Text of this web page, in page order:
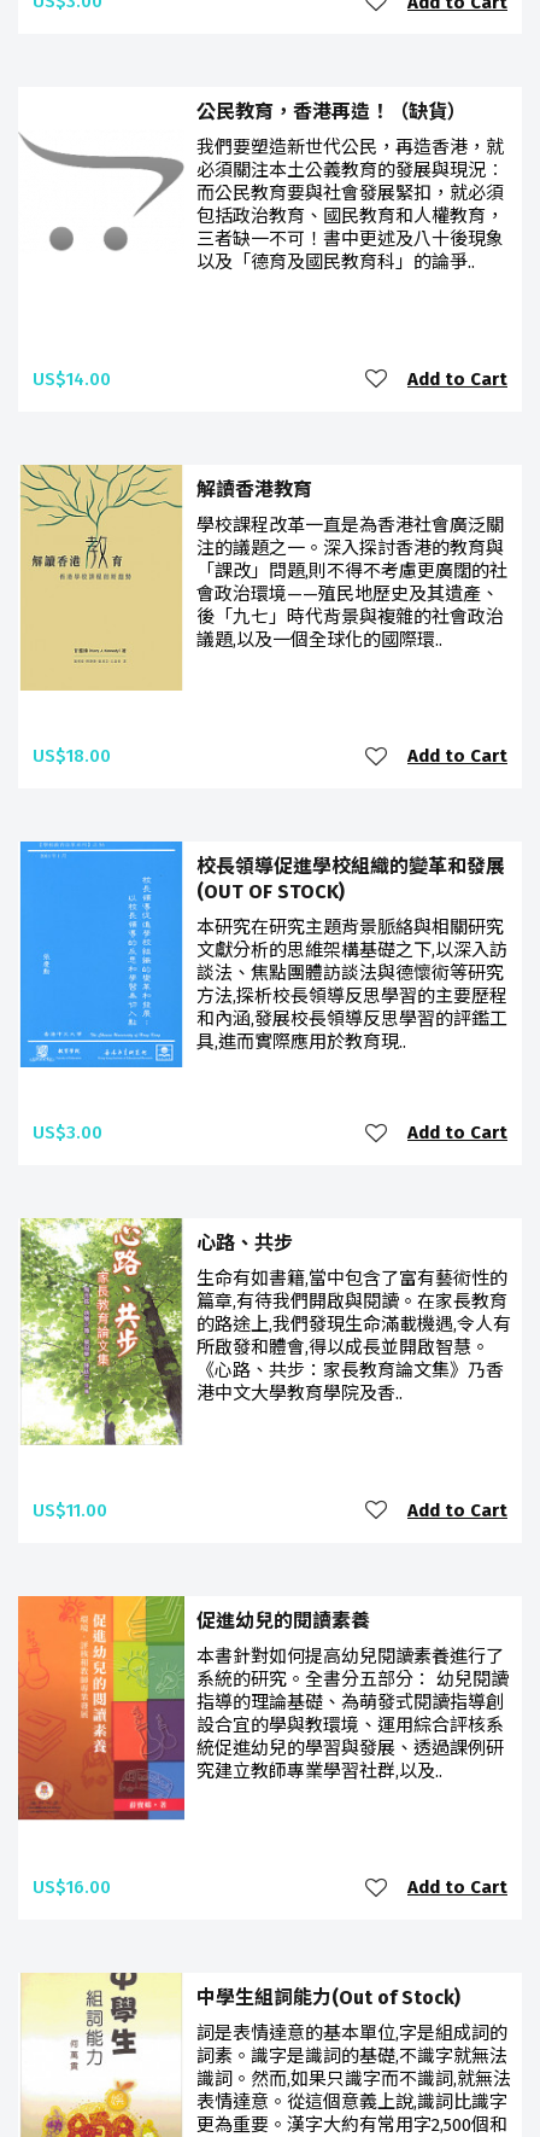
公民教育，香港再造！（缺貨）
我們要塑造新世代公民，再造香港，就
必須關注本土公義教育的發展與現況︰
而公民教育要與社會發展緊扣，就必須
包括政治教育、國民教育和人權教育，
三者缺一不可！書中更述及八十後現象
以及「德育及國民教育科」的論爭..
US$14.00 Add to Cart
解讀香港教育
學校課程改革一直是為香港社會廣泛關
注的議題之一。深入探討香港的教育與
「課改」問題,則不得不考慮更廣闊的社
會政治環境——殖民地歷史及其遺產、
後「九七」時代背景與複雜的社會政治
議題,以及一個全球化的國際環..
US$18.00 Add to Cart
校長領導促進學校組織的變革和發展
(OUT OF STOCK)
本研究在研究主題背景脈絡與相關研究
文獻分析的思維架構基礎之下,以深入訪
談法、焦點團體訪談法與德懷術等研究
方法,探析校長領導反思學習的主要歷程
和內涵,發展校長領導反思學習的評鑑工
具,進而實際應用於教育現..
US$3.00 Add to Cart
心路、共步
生命有如書籍,當中包含了富有藝術性的
篇章,有待我們開啟與閱讀。在家長教育
的路途上,我們發現生命滿載機遇,令人有
所啟發和體會,得以成長並開啟智慧。
《心路、共步：家長教育論文集》乃香
港中文大學教育學院及香..
US$11.00 Add to Cart
促進幼兒的閱讀素養
本書針對如何提高幼兒閱讀素養進行了
系統的研究。全書分五部分： 幼兒閱讀
指導的理論基礎、為萌發式閱讀指導創
設合宜的學與教環境、運用綜合評核系
統促進幼兒的學習與發展、透過課例研
究建立教師專業學習社群,以及..
US$16.00 Add to Cart
中學生組詞能力(Out of Stock)
詞是表情達意的基本單位,字是組成詞的
詞素。識字是識詞的基礎,不識字就無法
識詞。然而,如果只識字而不識詞,就無法
表情達意。從這個意義上說,識詞比識字
更為重要。漢字大約有常用字2,500個和